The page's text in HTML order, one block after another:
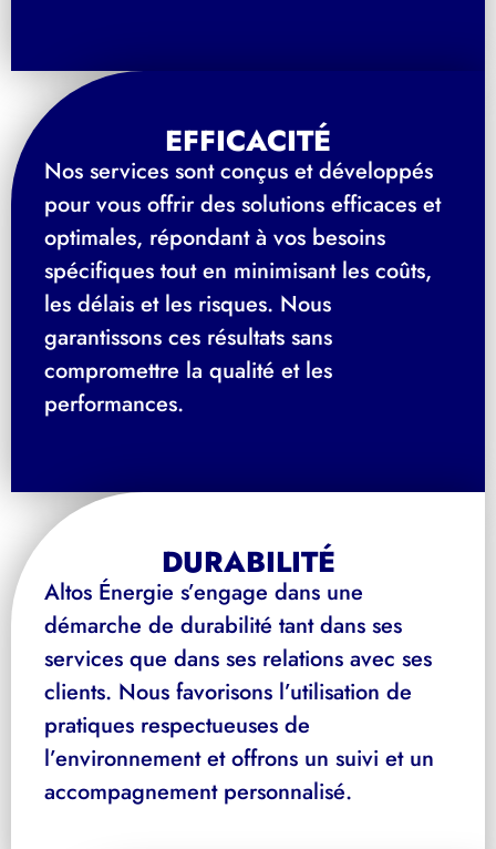
EFFICACITÉ
Nos services sont conçus et développés
pour vous offrir des solutions efficaces et
optimales, répondant à vos besoins
spécifiques tout en minimisant les coûts,
les délais et les risques. Nous
garantissons ces résultats sans
compromettre la qualité et les
performances.
DURABILITÉ
Altos Énergie s’engage dans une
démarche de durabilité tant dans ses
services que dans ses relations avec ses
clients. Nous favorisons l’utilisation de
pratiques respectueuses de
l’environnement et offrons un suivi et un
accompagnement personnalisé.